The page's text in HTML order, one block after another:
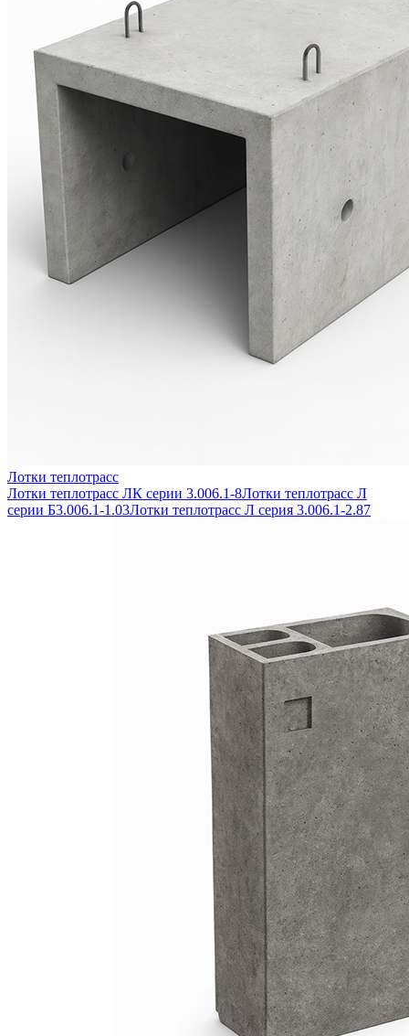
Лотки теплотрасс
Лотки теплотрасс ЛК серии 3.006.1-8Лотки теплотрасс Л
серии Б3.006.1-1.03Лотки теплотрасс Л серия 3.006.1-2.87